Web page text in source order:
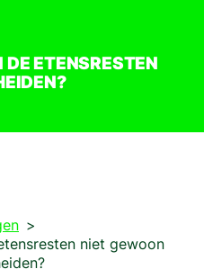
ETENSRESTEN
niet gewoon